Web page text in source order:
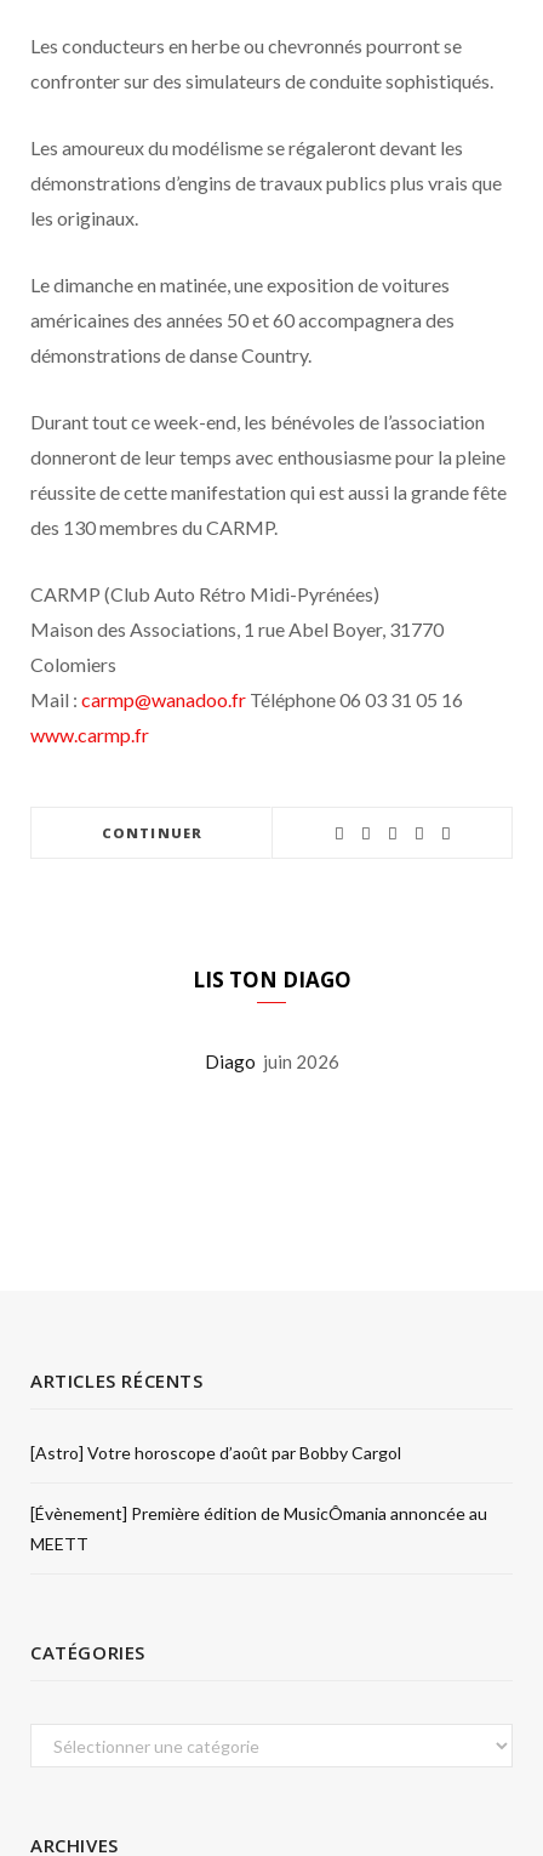
Les conducteurs en herbe ou chevronnés pourront se
confronter sur des simulateurs de conduite sophistiqués.
Les amoureux du modélisme se régaleront devant les
démonstrations d’engins de travaux publics plus vrais que
les originaux.
Le dimanche en matinée, une exposition de voitures
américaines des années 50 et 60 accompagnera des
démonstrations de danse Country.
Durant tout ce week-end, les bénévoles de l’association
donneront de leur temps avec enthousiasme pour la pleine
réussite de cette manifestation qui est aussi la grande fête
des 130 membres du CARMP.
CARMP (Club Auto Rétro Midi-Pyrénées)
Maison des Associations, 1 rue Abel Boyer, 31770
Colomiers
Mail : carmp@wanadoo.fr Téléphone 06 03 31 05 16
www.carmp.fr
CONTINUER
LIS TON DIAGO
Diago juin 2026
ARTICLES RÉCENTS
[Astro] Votre horoscope d’août par Bobby Cargol
[Évènement] Première édition de MusicÔmania annoncée au
MEETT
CATÉGORIES
Catégories
ARCHIVES